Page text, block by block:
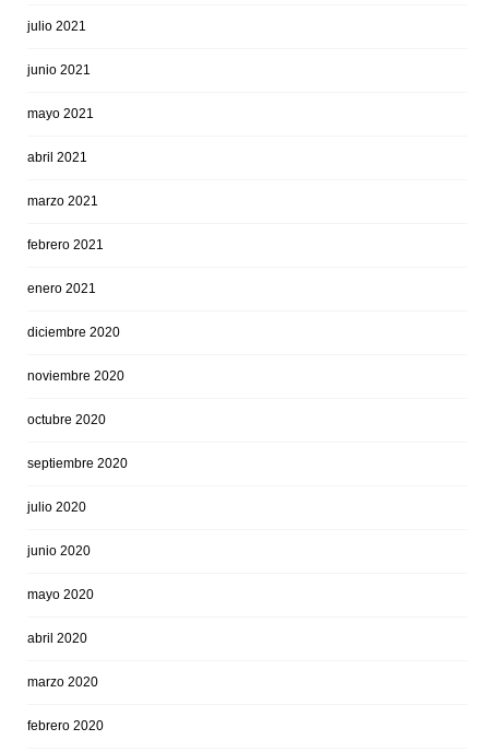
julio 2021
junio 2021
mayo 2021
abril 2021
marzo 2021
febrero 2021
enero 2021
diciembre 2020
noviembre 2020
octubre 2020
septiembre 2020
julio 2020
junio 2020
mayo 2020
abril 2020
marzo 2020
febrero 2020